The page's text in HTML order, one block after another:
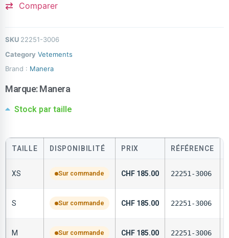
Comparer
SKU 22251-3006
Category Vetements
Brand : Manera
Marque:Manera
Stock par taille
TAILLE DISPONIBILITÉ PRIX RÉFÉRENCE
XS Sur commande CHF 185.00 22251-3006
S Sur commande CHF 185.00 22251-3006
M Sur commande CHF 185.00 22251-3006